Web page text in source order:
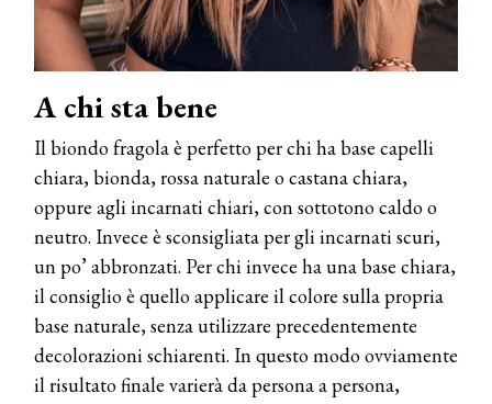
A chi sta bene
Il biondo fragola è perfetto per chi ha base capelli
chiara, bionda, rossa naturale o castana chiara,
oppure agli incarnati chiari, con sottotono caldo o
neutro. Invece è sconsigliata per gli incarnati scuri,
un po’ abbronzati. Per chi invece ha una base chiara,
il consiglio è quello applicare il colore sulla propria
base naturale, senza utilizzare precedentemente
decolorazioni schiarenti. In questo modo ovviamente
il risultato finale varierà da persona a persona,